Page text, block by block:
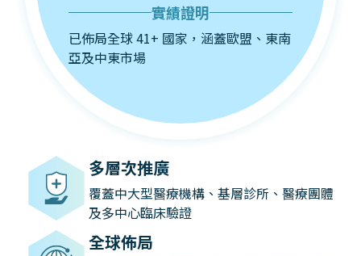
實績證明
已佈局全球 41+ 國家，涵蓋歐盟、東南
亞及中東市場
多層次推廣
覆蓋中大型醫療機構、基層診所、醫療團體
及多中心臨床驗證
全球佈局